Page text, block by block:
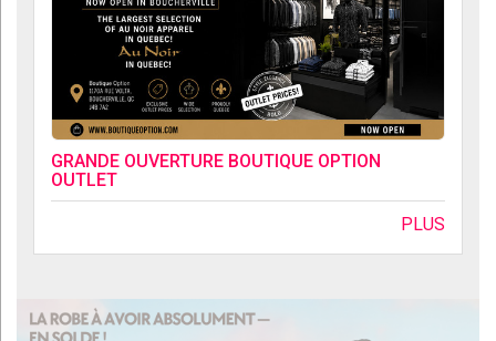
GRANDE OUVERTURE BOUTIQUE OPTION
OUTLET
PLUS